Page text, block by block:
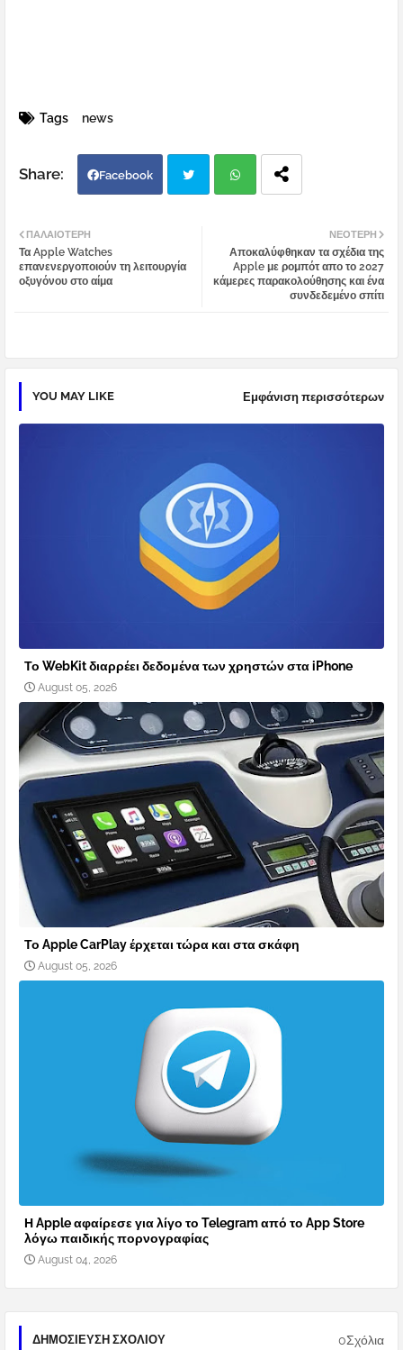
Tags news
Facebook
atsa
ΝΕΌΤΕΡΗ
Αποκαλύφθηκαν τα σχέδια της
Apple με ρομπότ απο το 2027
κάμερες παρακολούθησης και ένα
συνδεδεμένο σπίτι
ΠΑΛΑΙΌΤΕΡΗ
Τα Apple Watches
επανενεργοποιούν τη λειτουργία
οξυγόνου στο αίμα
YOU MAY LIKE Εμφάνιση περισσότερων
Το WebKit διαρρέει δεδομένα των χρηστών στα iPhone
August 05, 2026
Το Apple CarPlay έρχεται τώρα και στα σκάφη
August 05, 2026
Η Apple αφαίρεσε για λίγο το Telegram από το App Store
λόγω παιδικής πορνογραφίας
August 04, 2026
ΔΗΜΟΣΊΕΥΣΗ ΣΧΟΛΊΟΥ 0Σχόλια